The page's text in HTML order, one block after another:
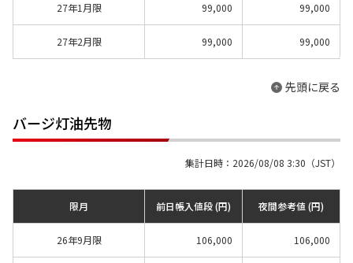
27年1月限 99,000 99,000
27年2月限 99,000 99,000
先頭に戻る
バージ灯油先物
集計日時：2026/08/08 3:30（JST）
限月 前日帳入値段 (円) 夜間参考値 (円)
26年9月限 106,000 106,000